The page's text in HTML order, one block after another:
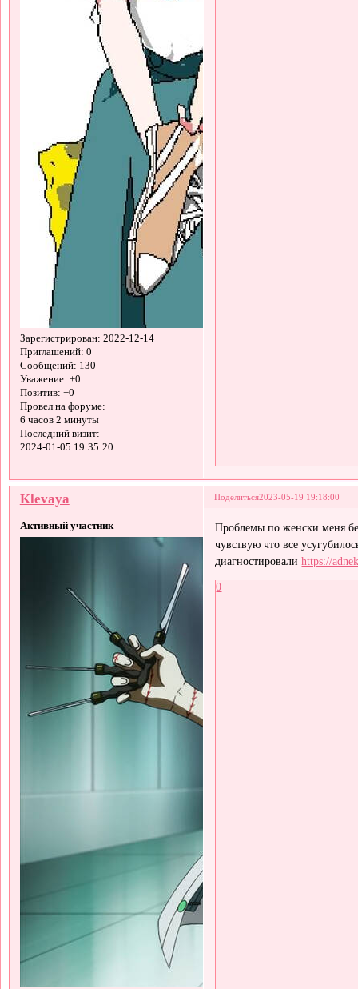
Зарегистрирован: 2022-12-14
Приглашений: 0
Сообщений: 130
Уважение: +0
Позитив: +0
Провел на форуме:
6 часов 2 минуты
Последний визит:
2024-01-05 19:35:20
Поделиться2023-05-19 19:18:00
Klevaya
Активный участник
Проблемы по женски меня
чувствую что все
диагностировалиhttps://
0